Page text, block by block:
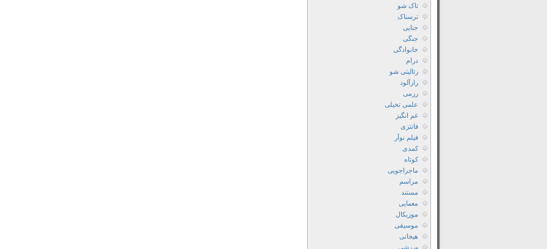
تاک شو
ترسناک
جنایی
جنگی
خانوادگی
درام
رئالیتی شو
رازآلود
رزمی
علمی تخیلی
غم انگیز
فانتزی
فیلم نوآر
کمدی
کوتاه
ماجراجویی
مراسم
مستند
معمایی
موزیکال
موسیقی
هیجانی
ورزشی